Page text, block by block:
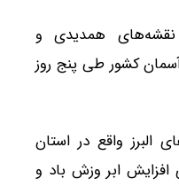
همدیدی و
کشور طی پنج روز
البرز واقع در استان
افزایش ابر وزش باد و